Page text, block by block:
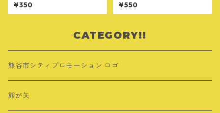
¥350 ¥550
CATEGORY!!
熊谷市シティプロモーション ロゴ
熊が矢